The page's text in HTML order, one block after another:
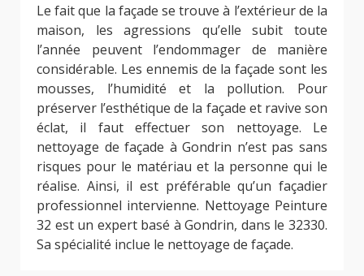
Le fait que la façade se trouve à l’extérieur de la
maison, les agressions qu’elle subit toute
l’année peuvent l’endommager de manière
considérable. Les ennemis de la façade sont les
mousses, l’humidité et la pollution. Pour
préserver l’esthétique de la façade et ravive son
éclat, il faut effectuer son nettoyage. Le
nettoyage de façade à Gondrin n’est pas sans
risques pour le matériau et la personne qui le
réalise. Ainsi, il est préférable qu’un façadier
professionnel intervienne. Nettoyage Peinture
32 est un expert basé à Gondrin, dans le 32330.
Sa spécialité inclue le nettoyage de façade.